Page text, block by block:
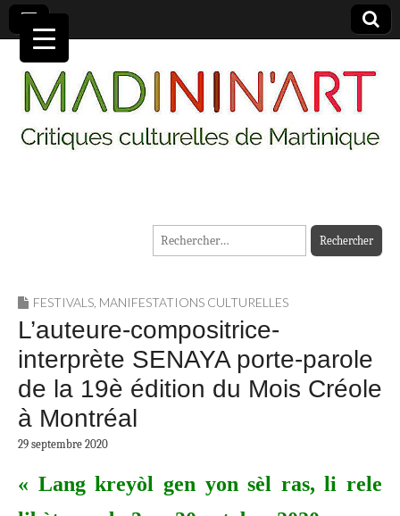
MADININ'ART
Rechercher :
FESTIVALS, MANIFESTATIONS CULTURELLES
L’auteure-compositrice-
interprète SENAYA porte-parole
de la 19è édition du Mois Créole
à Montréal
29 septembre 2020
« Lang kreyòl gen yon sèl ras, li rele